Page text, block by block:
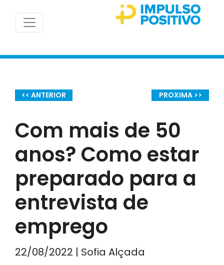
<< ANTERIOR PROXIMA >>
Com mais de 50
anos? Como estar
preparado para a
entrevista de
emprego
22/08/2022 | Sofia Alçada